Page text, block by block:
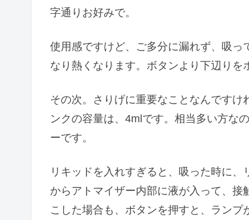
字通りお好みで。
使用感ですけど、ご多分に漏れず、吸
なり熱くなります。ボタンより下辺りを
その次。さりげに重要なことなんですけ
ンクの容量は、4mlです。相当多い方な
ーです。
リキッドを入れすぎると、吸った時に
からアトマイザー内部に液が入って、
こした場合も、ボタンを押すと、ラン